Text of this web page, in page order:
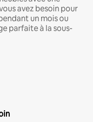
avez besoin pour
un mois ou
parfaite à la sous-